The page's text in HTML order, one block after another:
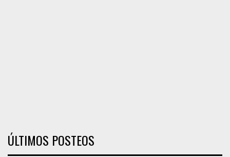
ÚLTIMOS POSTEOS